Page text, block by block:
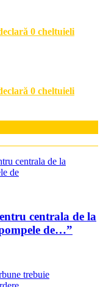
0 cheltuieli
0 cheltuieli
centrala de la
de…”